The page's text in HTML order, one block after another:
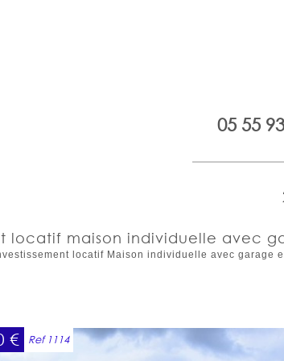
05 55
locatif maison individuelle avec
locatif Maison individuelle avec garage
€ Ref 1114